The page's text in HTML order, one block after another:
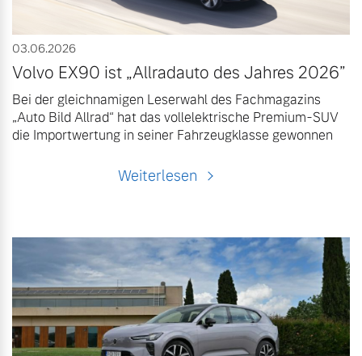
03.06.2026
Volvo EX90 ist „Allradauto des Jahres 2026”
Bei der gleichnamigen Leserwahl des Fachmagazins
„Auto Bild Allrad“ hat das vollelektrische Premium-SUV
die Importwertung in seiner Fahrzeugklasse gewonnen
Weiterlesen